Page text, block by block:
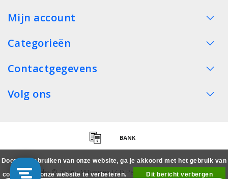
Mijn account
Categorieën
Contactgegevens
Volg ons
Copyright © 2026 - MTimpex LCD Parts Cases Groothandel
Door het gebruiken van onze website, ga je akkoord met het gebruik van
cookies om onze website te verbeteren.
Dit bericht verbergen